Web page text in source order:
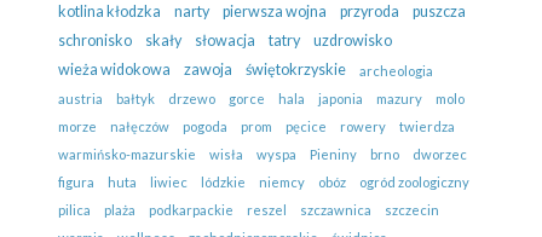
kotlina kłodzka
narty pierwsza wojna przyroda
puszcza
schronisko
skały słowacja tatry
uzdrowisko
wieża widokowa
zawoja świętokrzyskie
archeologia
austria
bałtyk drzewo gorce hala japonia mazury
molo
morze
nałęczów pogoda prom pęcice rowery
twierdza
warmińsko-mazurskie
wisła wyspa Pieniny brno
dworzec
figura
huta liwiec lódzkie niemcy obóz
ogród zoologiczny
pilica
plaża podkarpackie reszel szczawnica
szczecin